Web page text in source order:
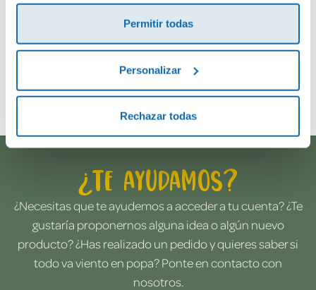
Permitir todas
Personalizar
Rechazar todas
¿Te ayudamos?
¿Necesitas que te ayudemos a acceder a tu cuenta? ¿Te
gustaría proponernos alguna idea o algún nuevo
producto? ¿Has realizado un pedido y quieres saber si
todo va viento en popa? Ponte en contacto con
nosotros.